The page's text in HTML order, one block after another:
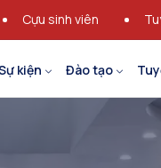
Cựu sinh viên
kiện Đào tạo